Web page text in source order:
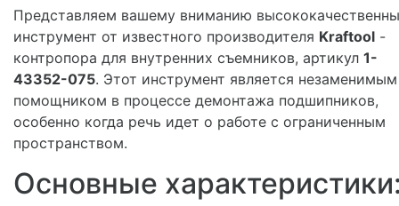
Представляем вашему вниманию
инструмент от известного производителя Kraftool -
контропора для внутренних съемников, артикул 1-
43352-075. Этот инструмент является незаменимым
помощником в процессе демонтажа подшипников,
особенно когда речь идет о работе с ограниченным
пространством.
Основные